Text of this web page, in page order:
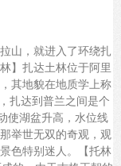
山，就进入了环绕扎
】扎达土林位于阿里
其地貌在地质学上称
扎达到普兰之间是个
使湖盆升高，水位线
举世无双的奇观，观
色特别迷人。【托林